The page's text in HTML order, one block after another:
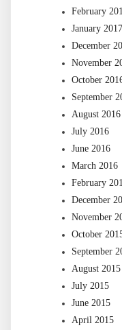
February
January 2017
December
November
October
September
August 2016
July 2016
June 2016
March 2016
February
December
November
October
September
August 2015
July 2015
June 2015
April 2015